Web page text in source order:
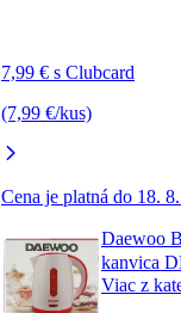
7,99 € s Clubcard
(7,99 €/kus)
Cena je platná do 18.
Daewoo
kanvica
Viac z